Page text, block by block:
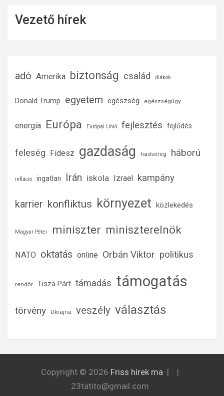
Vezető hírek
adó Amerika biztonság család diákok
Donald Trump egyetem egészség egészségügy
energia Európa Európai Unió fejlesztés fejlődés
feleség Fidesz gazdaság hadsereg háború
infláció ingatlan Irán iskola Izrael kampány
karrier konfliktus környezet közlekedés
Magyar Péter miniszter miniszterelnök
NATO oktatás online Orbán Viktor politikus
rendőr Tisza Párt támadás támogatás
törvény Ukrajna veszély választás
Copyright © 2026 Friss hírek ma
23tatito@gmail.com